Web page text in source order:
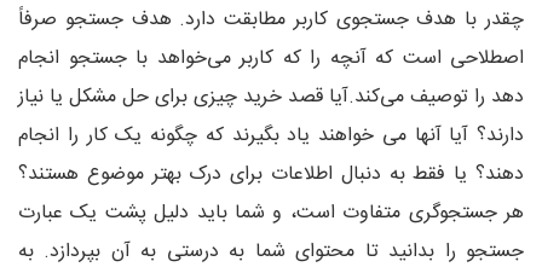
چقدر با هدف جستجوی کاربر مطابقت دارد. هدف جستجو صرفاً
اصطلاحی است که آنچه را که کاربر می‌خواهد با جستجو انجام
دهد را توصیف می‌کند.آیا قصد خرید چیزی برای حل مشکل یا نیاز
دارند؟ آیا آنها می خواهند یاد بگیرند که چگونه یک کار را انجام
دهند؟ یا فقط به دنبال اطلاعات برای درک بهتر موضوع هستند؟
هر جستجوگری متفاوت است، و شما باید دلیل پشت یک عبارت
جستجو را بدانید تا محتوای شما به درستی به آن بپردازد. به